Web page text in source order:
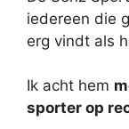
iedereen die
erg vindt als
Ik acht hem
sporter op